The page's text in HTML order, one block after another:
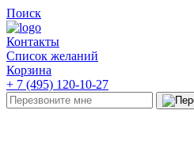
Поиск
Контакты
Список желаний
Корзина
+ 7 (495) 120-10-27